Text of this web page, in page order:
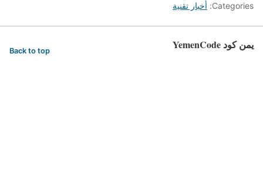
Categories: أخبار تقنية
يمن كود YemenCode Back to top